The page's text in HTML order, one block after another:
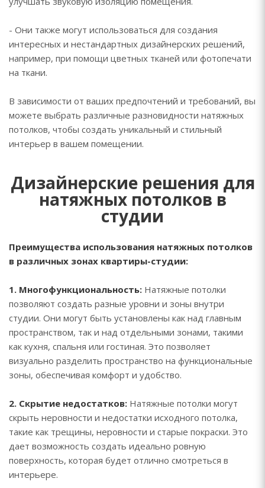
- Они также могут использоваться для создания
интересных и нестандартных дизайнерских решений,
например, при помощи цветных тканей или фотопечати
на ткани.
В зависимости от ваших предпочтений и требований, вы
можете выбрать различные разновидности натяжных
потолков, чтобы создать уникальный и стильный
интерьер в вашем помещении.
Дизайнерские решения для
натяжных потолков в
студии
Преимущества использования натяжных потолков
в различных зонах квартиры-студии:
1. Многофункциональность: Натяжные потолки
позволяют создать разные уровни и зоны внутри
студии. Они могут быть установлены как над главным
пространством, так и над отдельными зонами, такими
как кухня, спальня или гостиная. Это позволяет
визуально разделить пространство на функциональные
зоны, обеспечивая комфорт и удобство.
2. Скрытие недостатков: Натяжные потолки могут
скрыть неровности и недостатки исходного потолка,
такие как трещины, неровности и старые покраски. Это
дает возможность создать идеально ровную
поверхность, которая будет отлично смотреться в
интерьере.